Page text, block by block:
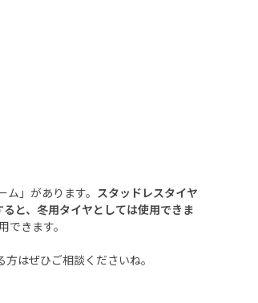
」があります。 スタッドレスタイヤ
ると、冬用タイヤとしては使用できま
きます。
はぜひご相談くださいね。